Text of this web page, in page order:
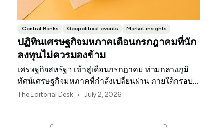
Central Banks Geopolitical events Market insights
ปฏิทินเศรษฐกิจมหภาคเดือนกรกฎาคมที่นัก
ลงทุนไม่ควรมองข้าม
เศรษฐกิจสหรัฐฯ เข้าสู่เดือนกรกฎาคม ท่ามกลางภูมิ
ทัศน์เศรษฐกิจมหภาคที่กำลังเปลี่ยนผ่าน ภายใต้กรอบ
นโยบายใหม่ของธนาคารกลางสหรัฐฯ
The Editorial Desk • July 2, 2026